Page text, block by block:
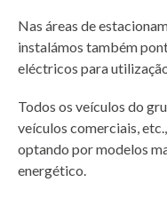
Nas áreas de
instalámos também
eléctricos para
Todos os veículos do
veículos comerciais,
optando por modelos
energético.